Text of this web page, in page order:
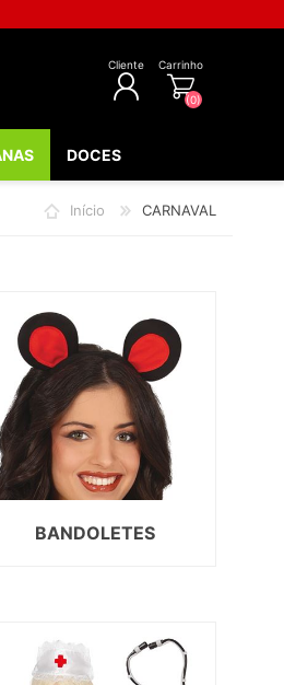
Cliente
SESSÃO
Carrinho
(0)
DOCES
Início CARNAVAL
BANDOLETES